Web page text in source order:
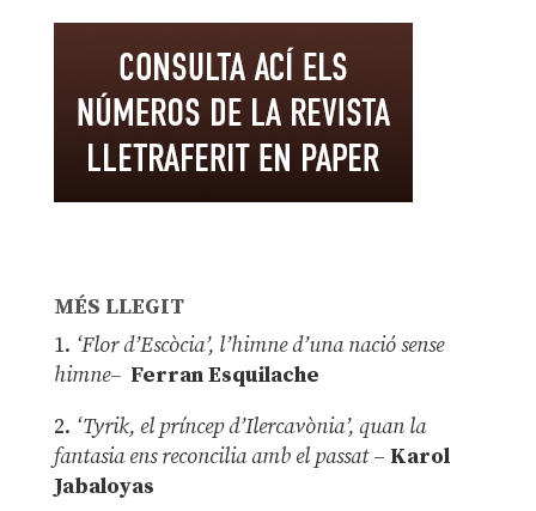
MÉS LLEGIT
1. ‘Flor d’Escòcia’, l’himne d’una nació sense
himne– Ferran Esquilache
2. ‘Tyrik, el príncep d’Ilercavònia’, quan la
fantasia ens reconcilia amb el passat– Karol
Jabaloyas